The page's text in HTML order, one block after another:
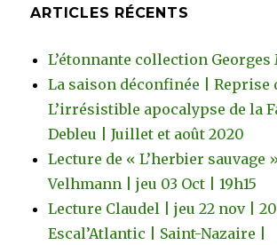
ARTICLES RÉCENTS
L’étonnante collection Georges
La saison déconfinée | Reprise
L’irrésistible apocalypse de la
Debleu | Juillet et août 2020
Lecture de « L’herbier sauvage
Velhmann | jeu 03 Oct | 19h15
Lecture Claudel | jeu 22 nov | 20
Escal’Atlantic | Saint-Nazaire |